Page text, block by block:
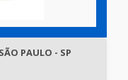
PAULO - SP